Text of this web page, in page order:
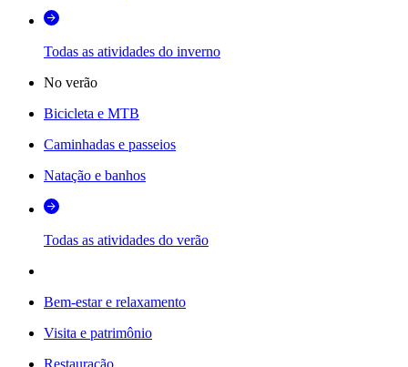
Todas as atividades do inverno
No verão
Bicicleta e MTB
Caminhadas e passeios
Natação e banhos
Todas as atividades do verão
Bem-estar e relaxamento
Visita e patrimônio
Restauração